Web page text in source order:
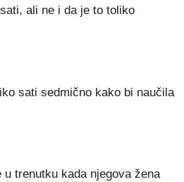
ali ne i da je to toliko
sati sedmično kako bi naučila
u trenutku kada njegova žena